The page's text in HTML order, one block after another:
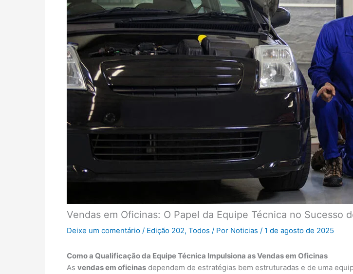
Vendas em Oficinas: O Papel da Equipe Técnica no Sucesso
Deixe um comentário / Edição 202, Todos / Por Noticias / 1 de agosto de 2025
Como a Qualificação da Equipe Técnica Impulsiona as Vendas em Oficinas
As vendas em oficinas dependem de estratégias bem estruturadas e de uma